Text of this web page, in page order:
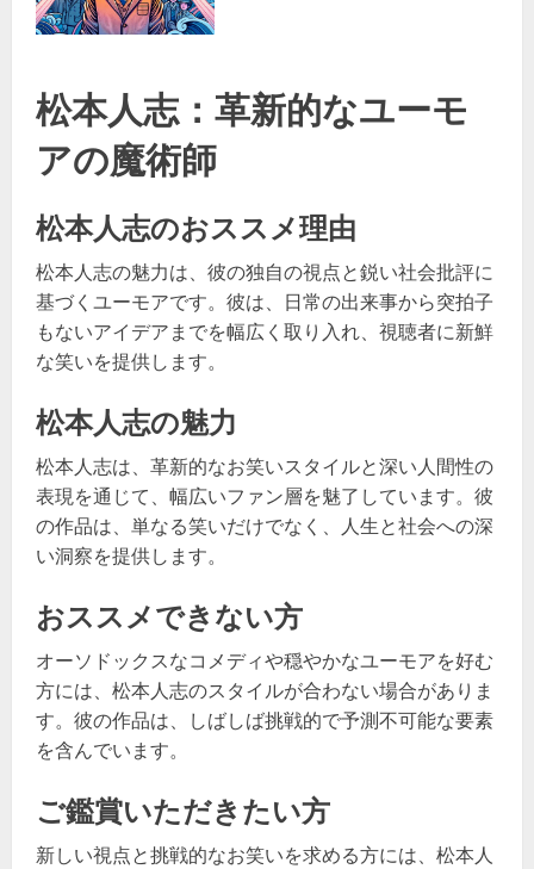
松本人志：革新的なユーモ
アの魔術師
松本人志のおススメ理由
松本人志の魅力は、彼の独自の視点と鋭い社会批評に
基づくユーモアです。彼は、日常の出来事から突拍子
もないアイデアまでを幅広く取り入れ、視聴者に新鮮
な笑いを提供します。
松本人志の魅力
松本人志は、革新的なお笑いスタイルと深い人間性の
表現を通じて、幅広いファン層を魅了しています。彼
の作品は、単なる笑いだけでなく、人生と社会への深
い洞察を提供します。
おススメできない方
オーソドックスなコメディや穏やかなユーモアを好む
方には、松本人志のスタイルが合わない場合がありま
す。彼の作品は、しばしば挑戦的で予測不可能な要素
を含んでいます。
ご鑑賞いただきたい方
新しい視点と挑戦的なお笑いを求める方には、松本人